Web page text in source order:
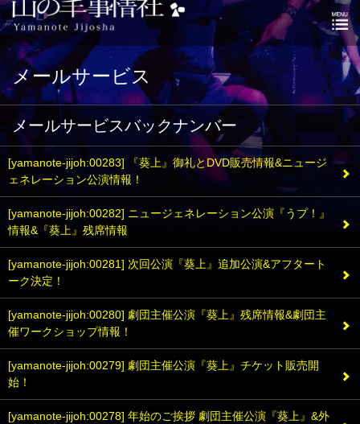
メールサービス
メールサービスバックナンバー
[yamanote-jijoh:00283] 『葵上』御礼とDVD販売情報&ニュージ
ェネレーション公演情報！
[yamanote-jijoh:00282] ニュージェネレーション公演『うプ！』
情報&『葵上』残席情報
[yamanote-jijoh:00281] 次回公演『葵上』追加公演&アフタート
ーク決定！
[yamanote-jijoh:00280] 劇団主催公演『葵上』残席情報&劇団主
催ワークショップ情報！
[yamanote-jijoh:00279] 劇団主催公演『葵上』チケット販売開
始！
[yamanote-jijoh:00278] 年始のご挨拶 劇団主催公演『葵上』&外